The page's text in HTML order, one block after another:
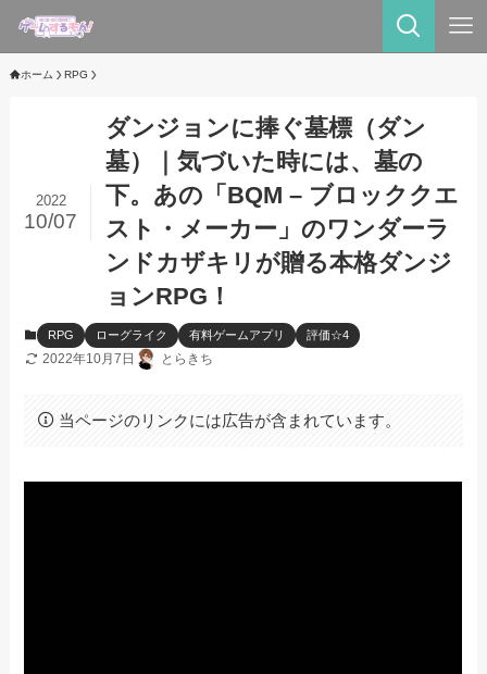
ホーム RPG
ダンジョンに捧ぐ墓標（ダン
墓）｜気づいた時には、墓の
下。あの「BQM – ブロッククエ
スト・メーカー」のワンダーラ
ンドカザキリが贈る本格ダンジ
ョンRPG！
2022
10/07
RPG ローグライク 有料ゲームアプリ 評価☆4
2022年10月7日 とらきち
当ページのリンクには広告が含まれています。